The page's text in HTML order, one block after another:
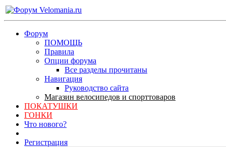
Форум
ПОМОЩЬ
Правила
Опции форума
Все разделы прочитаны
Навигация
Руководство сайта
Магазин велосипедов и спорттоваров
ПОКАТУШКИ
ГОНКИ
Что нового?
Регистрация